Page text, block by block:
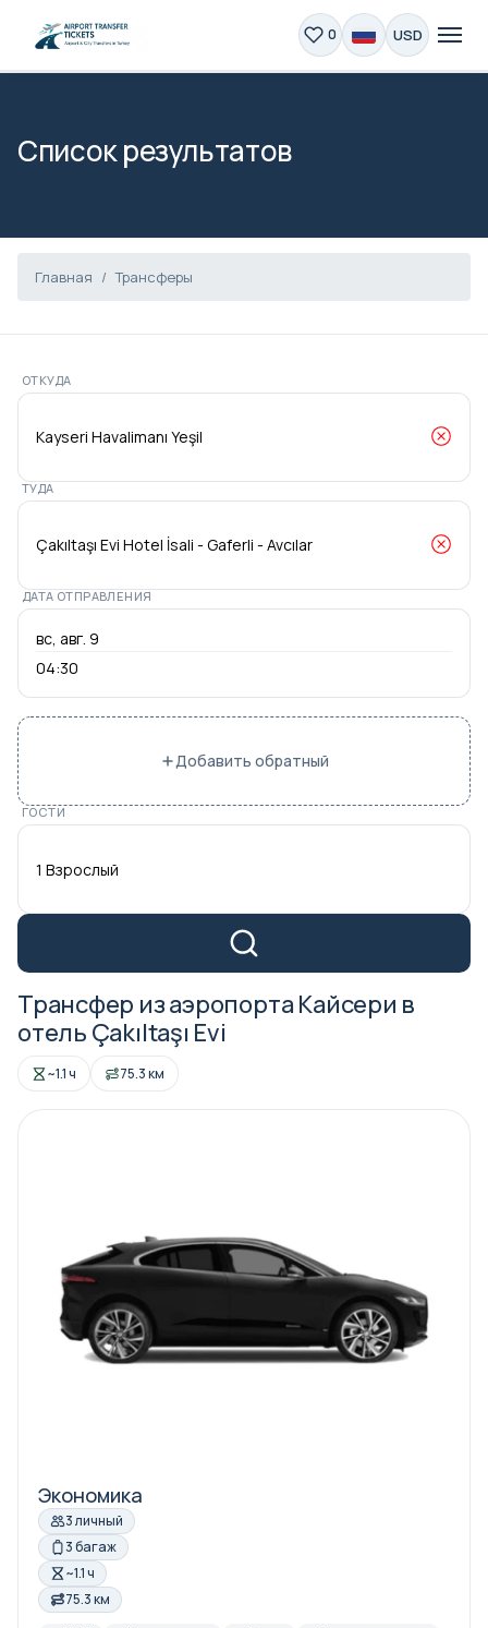
0 USD
Список результатов
Главная Трансферы
ОТКУДА
ТУДА
ДАТА ОТПРАВЛЕНИЯ
04:30
Добавить обратный
ГОСТИ
1 Взрослый
Трансфер из аэропорта Кайсери в
отель Çakıltaşı Evi
~1.1 ч 75.3 км
Экономика
3 личный
3 багаж
~1.1 ч
75.3 км